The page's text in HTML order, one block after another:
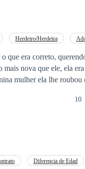
Herdeiro/Herdeira
que era correto,
nova que ele, ela
mulher ela lhe
mas pela manhã se
será que Helena
10
Diferencia de Edad